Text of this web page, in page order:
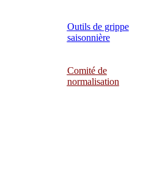
Outils de grippe
saisonnière
Comité de
normalisation